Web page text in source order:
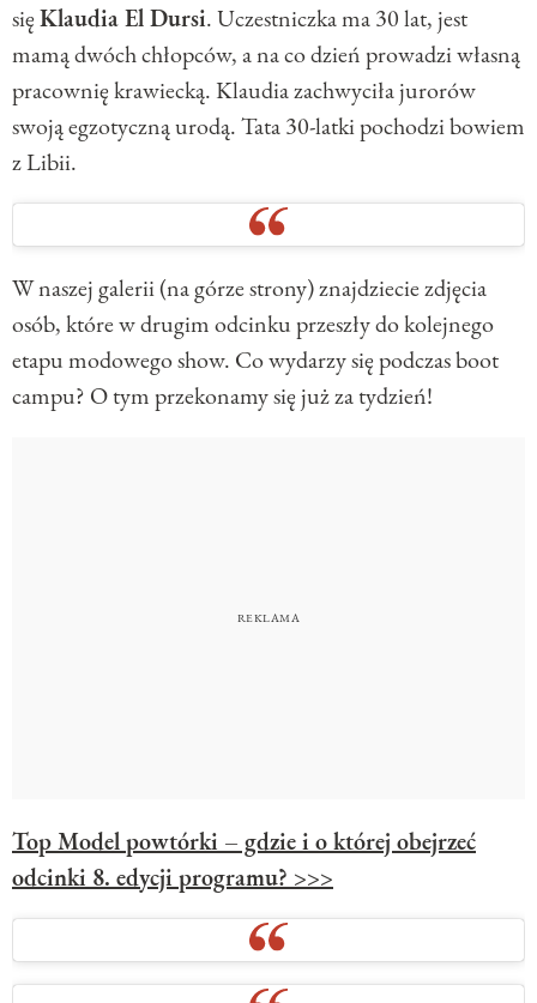
sięKlaudia El Dursi. Uczestniczka ma 30 lat, jest
mamą dwóch chłopców, a na co dzień prowadzi własną
pracownię krawiecką. Klaudia zachwyciła jurorów
swoją egzotyczną urodą. Tata 30-latki pochodzi bowiem
z Libii.
W naszej galerii (na górze strony) znajdziecie zdjęcia
osób, które w drugim odcinku przeszły do kolejnego
etapu modowego show. Co wydarzy się podczas boot
campu? O tym przekonamy się już za tydzień!
Top Model powtórki – gdzie i o której obejrzeć
odcinki 8. edycji programu? >>>